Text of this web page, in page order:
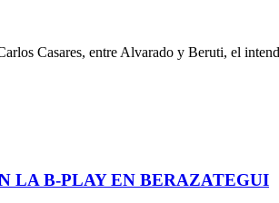
Casares, entre Alvarado y Beruti, el
LA B-PLAY EN BERAZATEGUI